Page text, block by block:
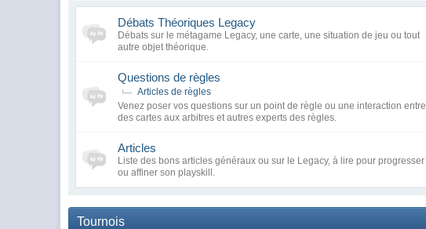
Débats Théoriques Legacy
Débats sur le métagame Legacy, une carte, une situation de jeu ou tout
autre objet théorique.
Questions de règles
Articles de règles
Venez poser vos questions sur un point de règle ou une interaction entre
des cartes aux arbitres et autres experts des règles.
Articles
Liste des bons articles généraux ou sur le Legacy, à lire pour progresser
ou affiner son playskill.
Tournois